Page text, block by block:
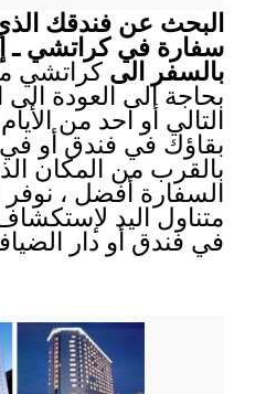
البحث عن فندقك
سفارة في كراتشي ـ
بالسفر الىكراتشي
بحاجة الى العودة الى
التالي أو احد من
بقاؤك في فندق أو في
بالقرب من المكان
السفارة أفضل ،
متناول اليد
في فندق أو دار